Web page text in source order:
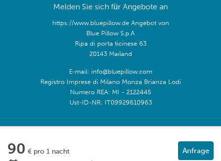
90 € pro 1 nacht Anfrage
Melden Sie sich für Angebote an
https://www.bluepillow.de Angebot von
Blue Pillow S.p.A
Ripa di porta ticinese 63
20143 Mailand
E-mail: info@bluepillow.com
Registro Imprese di Milano Monza Brianza Lodi
Numero REA: MI - 2122445
Ust-ID-NR: IT09929610963